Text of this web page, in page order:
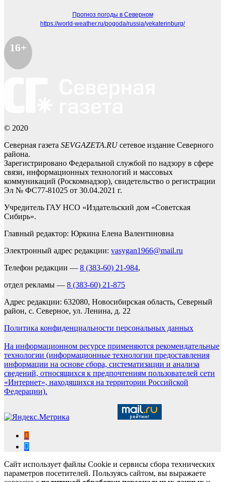
Прогноз погоды в Северном
https://world-weather.ru/pogoda/russia/yekaterinburg/
16+
© 2020
Северная газета SEVGAZETA.RUсетевое издание Северного
района.
Зарегистрировано Федеральной службой по надзору в сфере
связи, информационных технологий и массовых
коммуникаций (Роскомнадзор), свидетельство о регистрации
Эл № ФС77-81025 от 30.04.2021 г.
Учредитель ГАУ НСО «Издательский дом «Советская
Сибирь».
Главный редактор: Юркина Елена Валентиновна
Электронный адрес редакции: vasygan1966@mail.ru
Телефон редакции — 8 (383-60) 21-984,
отдел рекламы — 8 (383-60) 21-875
Адрес редакции: 632080, Новосибирская область, Северный
район, с. Северное, ул. Ленина, д. 22
Политика конфиденциальности персональных данных
На информационном ресурсе применяются рекомендательные
технологии (информационные технологии предоставления
информации на основе сбора, систематизации и анализа
сведений, относящихся к предпочтениям пользователей сети
«Интернет», находящихся на территории Российской
Федерации).
Сайт использует файлы Cookie и сервисы сбора технических
параметров посетителей. Пользуясь сайтом, вы выражаете